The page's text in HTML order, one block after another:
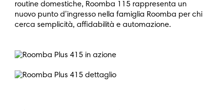
routine domestiche, Roomba 115 rappresenta un
nuovo punto d’ingresso nella famiglia Roomba per chi
cerca semplicità, affidabilità e automazione.